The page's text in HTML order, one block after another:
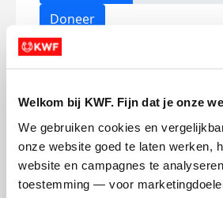
Welkom bij KWF. Fijn dat je onze
We gebruiken cookies en
onze website goed te laten werken,
website en campagnes te
toestemming — voor
Doneer
Valerie's